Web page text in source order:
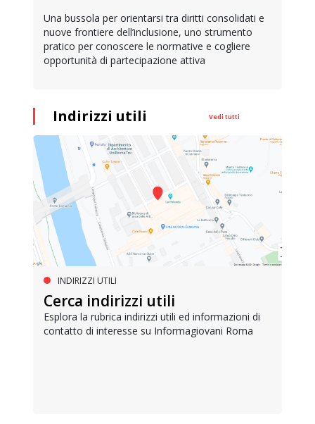
Una bussola per orientarsi tra diritti consolidati e
nuove frontiere dell’inclusione, uno strumento
pratico per conoscere le normative e cogliere
opportunità di partecipazione attiva
Indirizzi utili Vedi tutti
INDIRIZZI UTILI
Cerca indirizzi utili
Esplora la rubrica indirizzi utili ed informazioni di
contatto di interesse su Informagiovani Roma